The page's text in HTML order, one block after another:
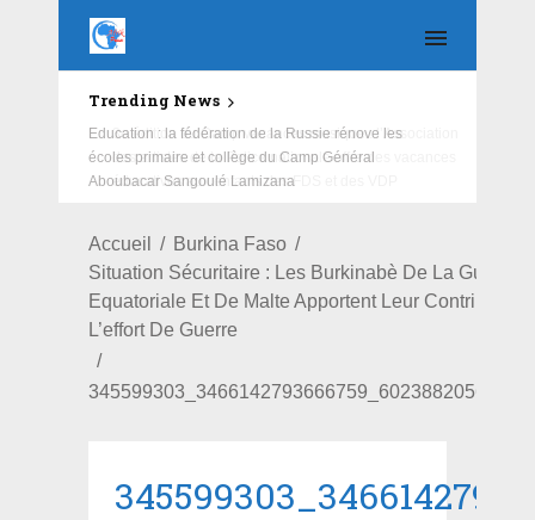
Trending News
Education : la fédération de la Russie rénove les
écoles primaire et collège du Camp Général
Aboubacar Sangoulé Lamizana
Accueil
Burkina Faso
Situation Sécuritaire : Les Burkinabè De La Guinée
Equatoriale Et De Malte Apportent Leur Contribution
L’effort De Guerre